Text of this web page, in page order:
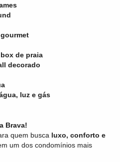
de praia
decorado
luz e gás
Brava!
quem busca luxo, conforto e
em um dos condomínios mais